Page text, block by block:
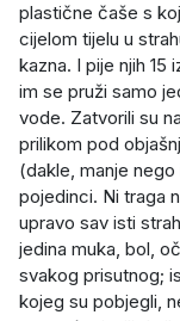
plastične čaše s
cijelom tijelu u
kazna. I pije njih 15
im se pruži samo
vode. Zatvorili su
prilikom pod
(dakle, manje
pojedinci. Ni traga
upravo sav isti
jedina muka, bol,
svakog prisutnog;
kojeg su pobjegli,